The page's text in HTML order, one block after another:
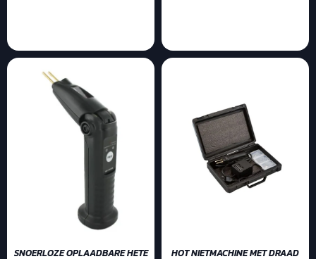
SNOERLOZE OPLAADBARE HETE HOT NIETMACHINE MET DRAAD